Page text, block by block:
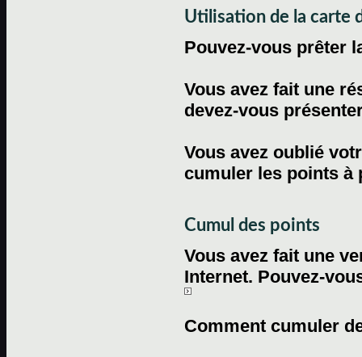
Utilisation de la carte
Pouvez-vous prêter
Vous avez fait une
devez-vous
Vous avez oublié
cumuler les points
Cumul des points
Vous avez fait une
Internet. Pouvez-
Comment cumuler